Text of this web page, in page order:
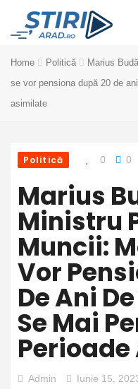
Home Politică
Marius
se vor pensiona după 20 de
asimilate
Politică 0 0
Marius
Ministru
Muncii:
Vor
De Ani
Se Mai
Admin Iunie 15,